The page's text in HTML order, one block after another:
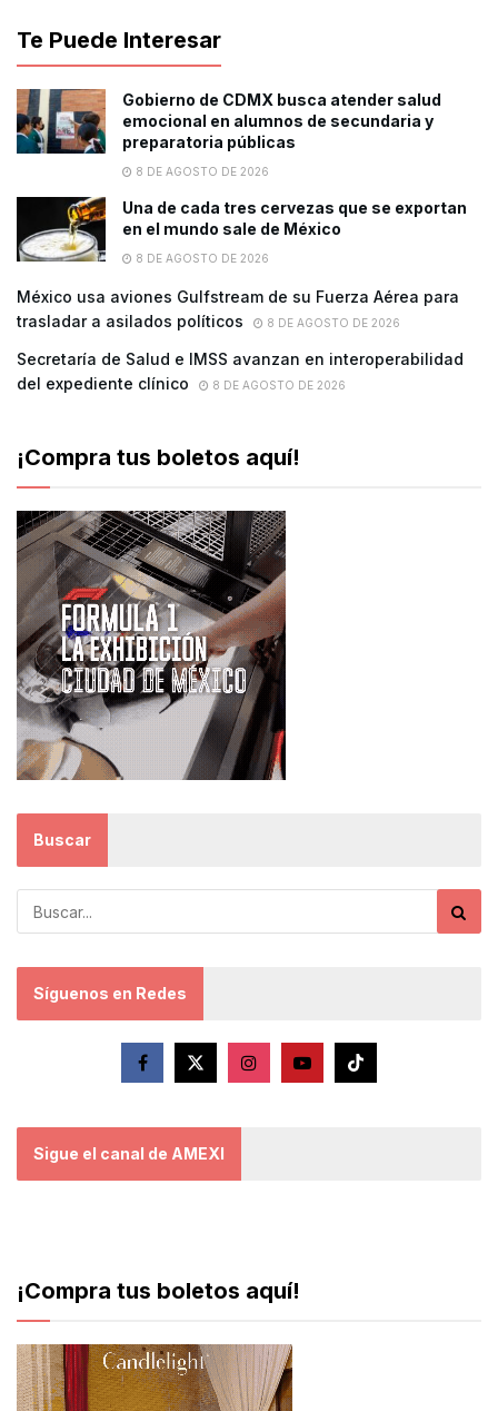
Te Puede Interesar
Gobierno de CDMX busca atender salud
emocional en alumnos de secundaria y
preparatoria públicas
8 DE AGOSTO DE 2026
Una de cada tres cervezas que se exportan
en el mundo sale de México
8 DE AGOSTO DE 2026
México usa aviones Gulfstream de su Fuerza Aérea para
trasladar a asilados políticos
8 DE AGOSTO DE 2026
Secretaría de Salud e IMSS avanzan en interoperabilidad
del expediente clínico
8 DE AGOSTO DE 2026
¡Compra tus boletos aquí!
Buscar
Síguenos en Redes
Sigue el canal de AMEXI
¡Compra tus boletos aquí!